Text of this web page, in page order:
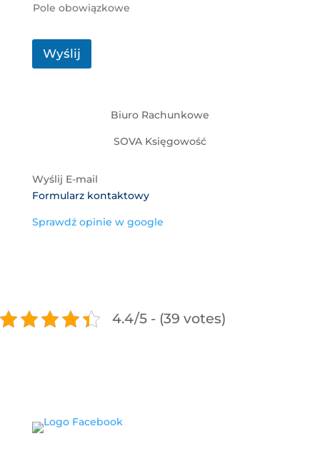
Pole obowiązkowe
Wyślij
Biuro Rachunkowe
SOVA Księgowość
Wyślij E-mail
Formularz kontaktowy
Sprawdź opinie w google
4.4/5 - (39 votes)